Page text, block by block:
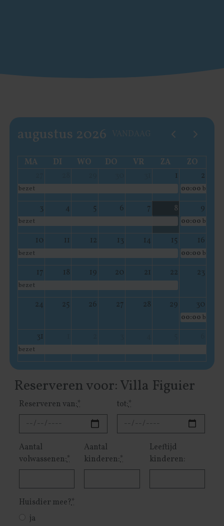
augustus 2026
MA DI WO DO VR ZA
ZO
1 2
bezet 00:00 bezet
3 4 5 6 7 8 9
bezet 00:00 bezet
10 11 12 13 14 15 16
bezet 00:00 bezet
17 18 19 20 21 22 23
bezet
24 25 26 27 28 29 30
00:00 bezet
31
bezet
Reserveren voor: Villa Figuier
Reserveren van:* tot:*
Aantal
volwassenen:*
Aantal
kinderen:*
Leeftijd
kinderen:
Huisdier mee?*
ja